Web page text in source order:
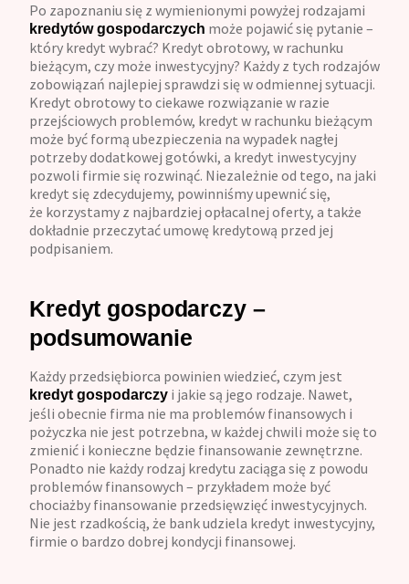
Po zapoznaniu się z wymienionymi powyżej rodzajami
kredytów gospodarczych może pojawić się pytanie –
który kredyt wybrać? Kredyt obrotowy, w rachunku
bieżącym, czy może inwestycyjny? Każdy z tych rodzajów
zobowiązań najlepiej sprawdzi się w odmiennej sytuacji.
Kredyt obrotowy to ciekawe rozwiązanie w razie
przejściowych problemów, kredyt w rachunku bieżącym
może być formą ubezpieczenia na wypadek nagłej
potrzeby dodatkowej gotówki, a kredyt inwestycyjny
pozwoli firmie się rozwinąć. Niezależnie od tego, na jaki
kredyt się zdecydujemy, powinniśmy upewnić się,
że korzystamy z najbardziej opłacalnej oferty, a także
dokładnie przeczytać umowę kredytową przed jej
podpisaniem.
Kredyt gospodarczy –
podsumowanie
Każdy przedsiębiorca powinien wiedzieć, czym jest
kredyt gospodarczy i jakie są jego rodzaje. Nawet,
jeśli obecnie firma nie ma problemów finansowych i
pożyczka nie jest potrzebna, w każdej chwili może się to
zmienić i konieczne będzie finansowanie zewnętrzne.
Ponadto nie każdy rodzaj kredytu zaciąga się z powodu
problemów finansowych – przykładem może być
chociażby finansowanie przedsięwzięć inwestycyjnych.
Nie jest rzadkością, że bank udziela kredyt inwestycyjny,
firmie o bardzo dobrej kondycji finansowej.